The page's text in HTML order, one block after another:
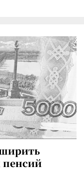
пенсий